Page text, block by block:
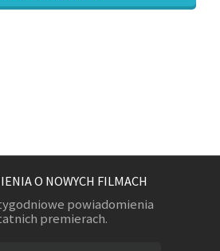
O NOWYCH FILMACH
powiadomienia
premierach.